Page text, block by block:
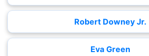
Robert Downey Jr.
Eva Green